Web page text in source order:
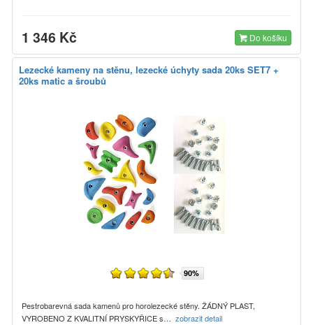
1 346 Kč Do košíku
Lezecké kameny na stěnu, lezecké úchyty sada 20ks SET7 +
20ks matic a šroubů
90%
Pestrobarevná sada kamenů pro horolezecké stěny. ŽÁDNÝ PLAST,
VYROBENO Z KVALITNÍ PRYSKYŘICE s… zobrazit detail